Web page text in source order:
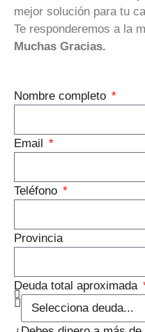
mejor solución para tu
Te responderemos a la
Muchas Gracias.
Nombre completo
Email
Teléfono
Provincia
Deuda total aproximada